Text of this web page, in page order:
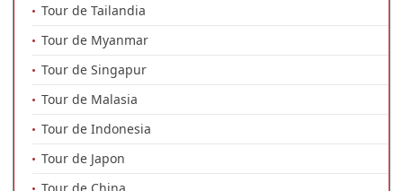
Tour de Tailandia
Tour de Myanmar
Tour de Singapur
Tour de Malasia
Tour de Indonesia
Tour de Japon